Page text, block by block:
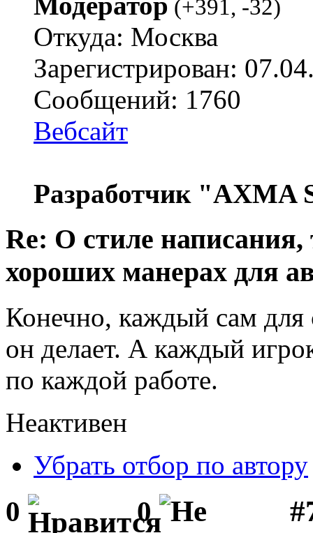
(+391, -32)
Откуда: Москва
Зарегистрирован:
Сообщений: 1760
Вебсайт
Разработчик "AXMA
Re: О стиле
хороших манерах для
Конечно, каждый сам для
он делает. А каждый
по каждой работе.
Неактивен
Убрать отбор по автору
0 0